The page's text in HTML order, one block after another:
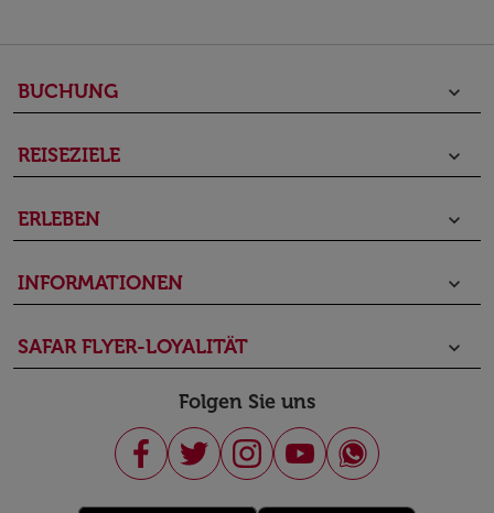
BUCHUNG keyboard_arrow_down
REISEZIELE keyboard_arrow_down
ERLEBEN keyboard_arrow_down
INFORMATIONEN keyboard_arrow_down
SAFAR FLYER-LOYALITÄT keyboard_arrow_down
Folgen Sie uns